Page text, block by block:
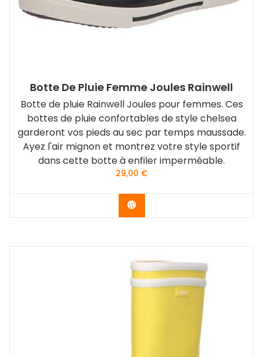
Botte De Pluie Femme Joules Rainwell
Botte de pluie Rainwell Joules pour femmes. Ces
bottes de pluie confortables de style chelsea
garderont vos pieds au sec par temps maussade.
Ayez l'air mignon et montrez votre style sportif
dans cette botte à enfiler imperméable.
29,00 €
Acheter sur AMAZON